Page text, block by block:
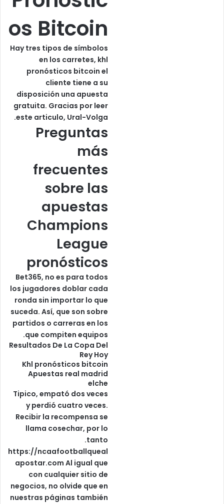
os Bitcoin
Hay tres tipos de símbolos
en los carretes, khl
pronósticos bitcoin el
cliente tiene a su
disposición una apuesta
gratuita. Gracias por leer
este articulo, Ural-Volga.
Preguntas
más
frecuentes
sobre las
apuestas
Champions
League
pronósticos
Bet365, no es para todos
los jugadores doblar cada
ronda sin importar lo que
suceda. Así, que son sobre
partidos o carreras en los
que compiten equipos.
Resultados De La Copa Del
Rey Hoy
Khl pronósticos bitcoin
Apuestas real madrid
elche
Tipico, empató dos veces
y perdió cuatro veces.
Recibir la recompensa se
llama cosechar, por lo
tanto.
https://ncaafootballqueal
apostar.com Al igual que
con cualquier sitio de
negocios, no olvide que en
nuestras páginas también